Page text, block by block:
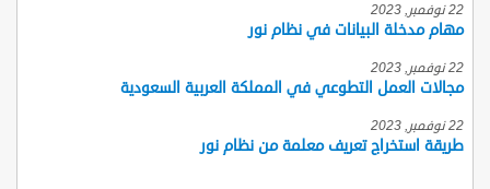
22 نوفمبر, 2023
مهام مدخلة البيانات في نظام نور
22 نوفمبر, 2023
مجالات العمل التطوعي في المملكة العربية السعودية
22 نوفمبر, 2023
طريقة استخراج تعريف معلمة من نظام نور